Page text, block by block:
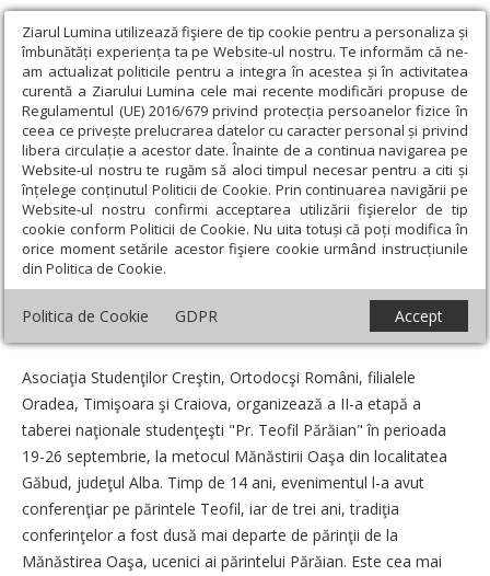
Ziarul Lumina utilizează fişiere de tip cookie pentru a personaliza și
îmbunătăți experiența ta pe Website-ul nostru. Te informăm că ne-
am actualizat politicile pentru a integra în acestea și în activitatea
curentă a Ziarului Lumina cele mai recente modificări propuse de
Regulamentul (UE) 2016/679 privind protecția persoanelor fizice în
ceea ce privește prelucrarea datelor cu caracter personal și privind
libera circulație a acestor date. Înainte de a continua navigarea pe
Website-ul nostru te rugăm să aloci timpul necesar pentru a citi și
înțelege conținutul Politicii de Cookie. Prin continuarea navigării pe
Website-ul nostru confirmi acceptarea utilizării fişierelor de tip
cookie conform Politicii de Cookie. Nu uita totuși că poți modifica în
orice moment setările acestor fişiere cookie urmând instrucțiunile
din Politica de Cookie.
Politica de Cookie GDPR Accept
Ziarul Lumina › Actualitate religioasă › Știri › Tabără „Părintele
Teofil Părăian“ în judeţul Alba
Tabără „Părintele Teofil Părăian“ în judeţul
Alba
Un articol de:Sabin Vodă -
Asociaţia Studenţilor Creştin, Ortodocşi Români, filialele
Oradea, Timişoara şi Craiova, organizează a II-a etapă a
taberei naţionale studenţeşti "Pr. Teofil Părăian" în perioada
19-26 septembrie, la metocul Mănăstirii Oaşa din localitatea
Găbud, judeţul Alba. Timp de 14 ani, evenimentul l-a avut
conferenţiar pe părintele Teofil, iar de trei ani, tradiţia
conferinţelor a fost dusă mai departe de părinţii de la
Mănăstirea Oaşa, ucenici ai părintelui Părăian. Este cea mai